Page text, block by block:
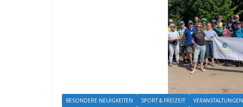
BESONDERE NEUIGKEITEN SPORT & FREIZEIT VERANSTALTUNGEN